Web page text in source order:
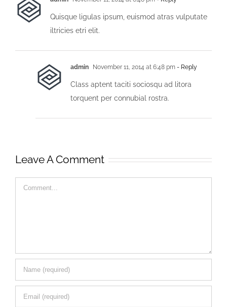
Quisque ligulas ipsum, euismod atras vulputate
iltricies etri elit.
admin November 11, 2014 at 6:48 pm - Reply
Class aptent taciti sociosqu ad litora
torquent per connubial rostra.
Leave A Comment
Comment